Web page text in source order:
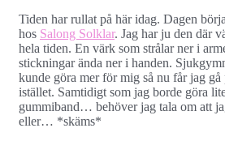
Tiden har rullat på här idag. Dagen
hos Salong Solklar. Jag har ju den där
hela tiden. En värk som strålar ner i
stickningar ända ner i handen.
kunde göra mer för mig så nu får jag gå
istället. Samtidigt som jag borde göra
gummiband… behöver jag tala om att
eller… *skäms*